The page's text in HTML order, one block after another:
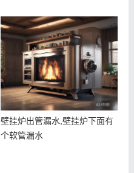
壁挂炉出管漏水,壁挂炉下面有
个软管漏水